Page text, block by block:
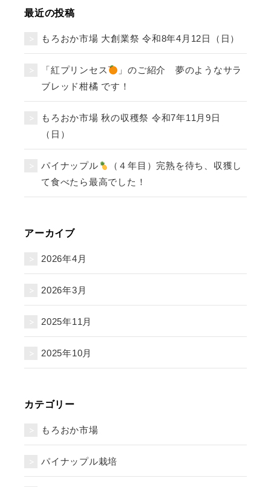
最近の投稿
もろおか市場 大創業祭 令和8年4月12日（日）
「紅プリンセス
」のご紹介 夢のようなサラ
ブレッド柑橘 です！
もろおか市場 秋の収穫祭 令和7年11月9日
（日）
パイナップル
（４年目）完熟を待ち、収獲し
て食べたら最高でした！
アーカイブ
2026年4月
2026年3月
2025年11月
2025年10月
カテゴリー
もろおか市場
パイナップル栽培